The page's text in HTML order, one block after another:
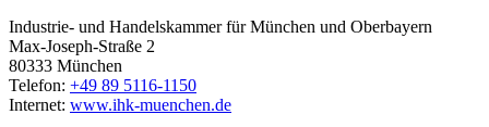
Industrie- und Handelskammer für München und Oberbayern
Max-Joseph-Straße 2
80333 München
Telefon: +49 89 5116-1150
Internet: www.ihk-muenchen.de